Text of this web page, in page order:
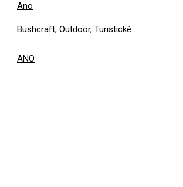
Ano
Bushcraft, Outdoor, Turistické
ANO